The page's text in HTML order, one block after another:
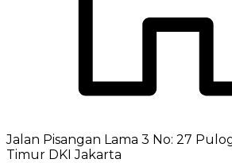
Jalan Pisangan Lama 3 No: 27
Timur DKI Jakarta